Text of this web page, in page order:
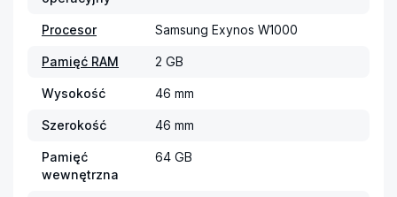
Procesor Samsung Exynos W1000
Pamięć RAM 2 GB
Wysokość 46 mm
Szerokość 46 mm
Pamięć
wewnętrzna
64 GB